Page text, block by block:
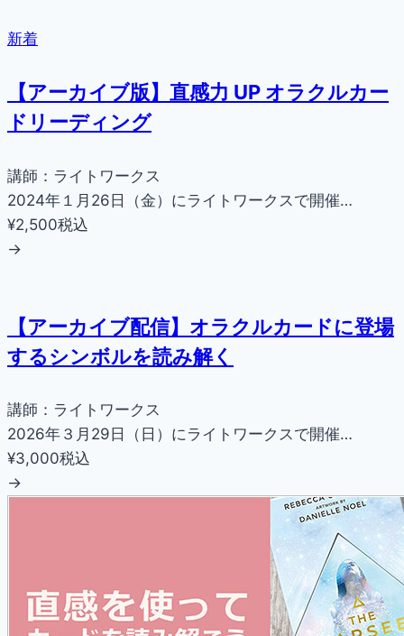
新着
【アーカイブ版】直感力 UP オラクルカー
ドリーディング
講師：ライトワークス
2024年１月26日（金）にライトワークスで開催…
¥2,500税込
→
【アーカイブ配信】オラクルカードに登場
するシンボルを読み解く
講師：ライトワークス
2026年３月29日（日）にライトワークスで開催…
¥3,000税込
→